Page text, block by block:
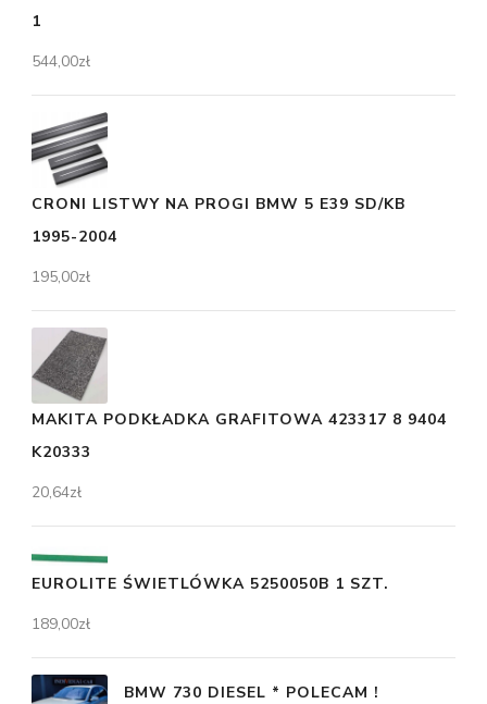
1
544,00zł
CRONI LISTWY NA PROGI BMW 5 E39 SD/KB
1995-2004
195,00zł
MAKITA PODKŁADKA GRAFITOWA 423317 8 9404
K20333
20,64zł
EUROLITE ŚWIETLÓWKA 5250050B 1 SZT.
189,00zł
BMW 730 DIESEL * POLECAM !